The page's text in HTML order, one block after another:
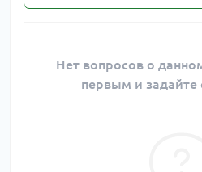
Нет вопросов о
первым и задайте